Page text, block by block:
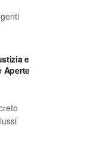
e
Aperte